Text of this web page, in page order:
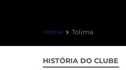
Home Tolima
HISTÓRIA DO CLUBE